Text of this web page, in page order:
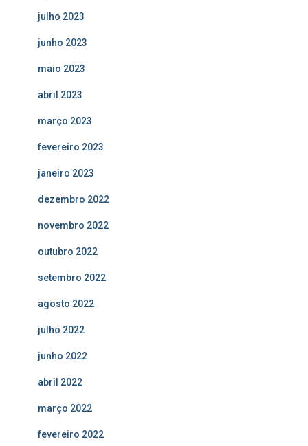
julho 2023
junho 2023
maio 2023
abril 2023
março 2023
fevereiro 2023
janeiro 2023
dezembro 2022
novembro 2022
outubro 2022
setembro 2022
agosto 2022
julho 2022
junho 2022
abril 2022
março 2022
fevereiro 2022